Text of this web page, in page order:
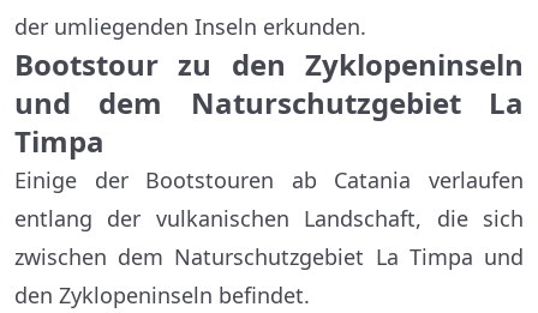
der umliegenden Inseln erkunden.
Bootstour zu den Zyklopeninseln
und dem Naturschutzgebiet La
Timpa
Einige der Bootstouren ab Catania verlaufen
entlang der vulkanischen Landschaft, die sich
zwischen dem Naturschutzgebiet La Timpa und
den Zyklopeninseln befindet.